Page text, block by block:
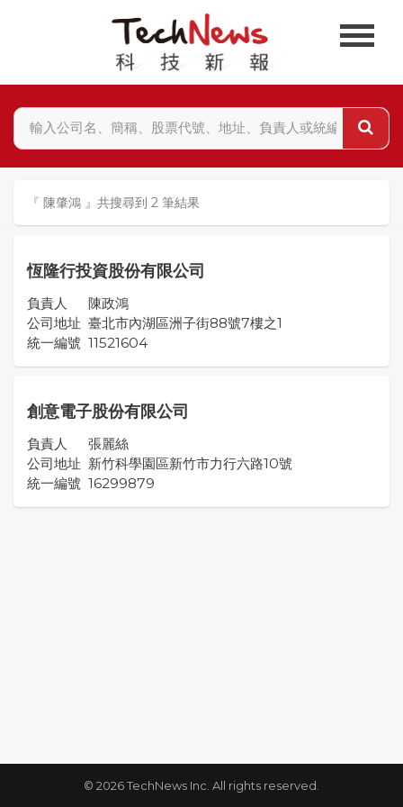
『 陳肇鴻 』共搜尋到 2 筆結果
恆隆行投資股份有限公司
負責人
陳政鴻
公司地址 臺北市內湖區洲子街88號7樓之1
統一編號 11521604
創意電子股份有限公司
負責人
張麗絲
公司地址 新竹科學園區新竹市力行六路10號
統一編號 16299879
© 2026 TechNews Inc. All rights reserved.